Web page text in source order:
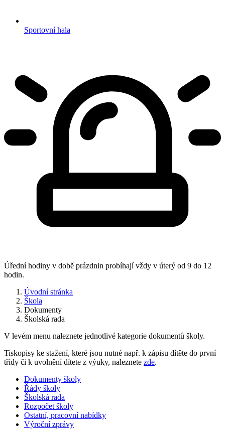
Sportovní hala
Úřední hodiny v době prázdnin probíhají vždy v úterý od 9 do 12
hodin.
Úvodní stránka
Škola
Dokumenty
Školská rada
V levém menu naleznete jednotlivé kategorie dokumentů školy.
Tiskopisy ke stažení, které jsou nutné např. k zápisu dítěte do první
třídy či k uvolnění dítete z výuky, naleznete zde.
Dokumenty školy
Řády školy
Školská rada
Rozpočet školy
Ostatní, pracovní nabídky
Výroční zprávy